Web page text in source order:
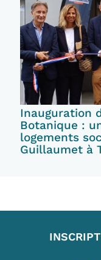
Inauguration
Botanique :
logements
Guillaumet à